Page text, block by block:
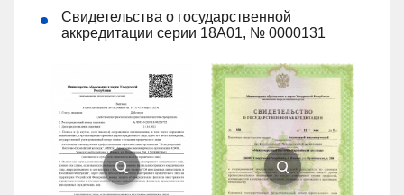
Свидетельства о государственной
аккредитации серии 18А01, № 0000131